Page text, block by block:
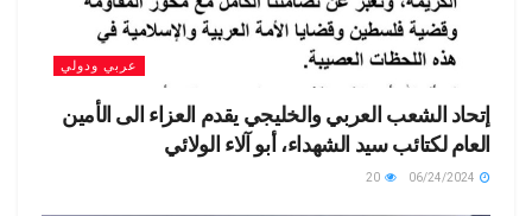
عربي ودولي
إتحاد الشعب العربي والخليجي يقدم العزاء الى الأمين
العام لكتائب سيد الشهداء، أبو آلاء الولائي